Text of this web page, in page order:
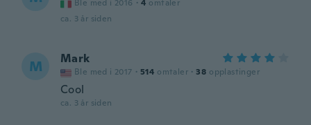
Ble med i 2016 · 4 omtaler
ca. 3 år siden
M Mark
Ble med i 2017 · 514 omtaler · 38 opplastinger
Cool
ca. 3 år siden